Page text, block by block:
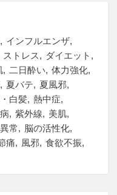
インフルエンザ
ストレス
ダイエット
二日酔い
体力強化
夏バテ
夏風邪
白髪 熱中症
紫外線
美肌
常
脳の活性化
痛 風邪 食欲不振